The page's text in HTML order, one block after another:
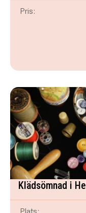
Pris:
Klädsömnad i